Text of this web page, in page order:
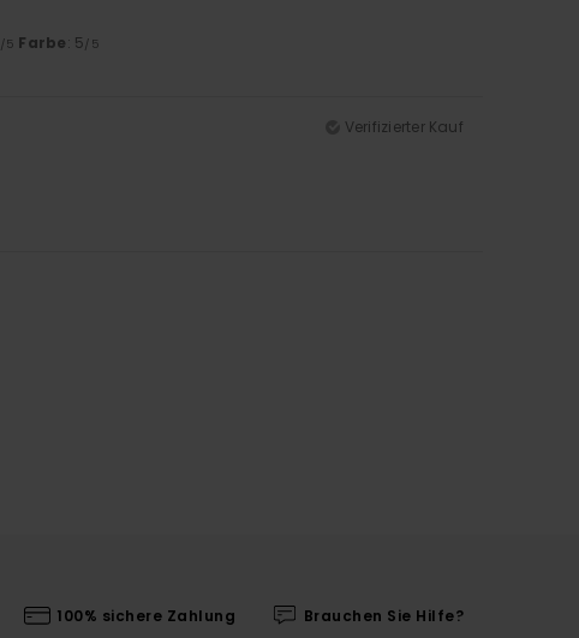
/5 Farbe: 5/5
Verifizierter Kauf
100% sichere Zahlung Brauchen Sie Hilfe?